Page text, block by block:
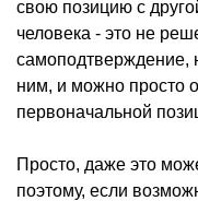
свою позицию с
человека - это не
самоподтверждение,
ним, и можно просто
первоначальной
Просто, даже это
поэтому, если